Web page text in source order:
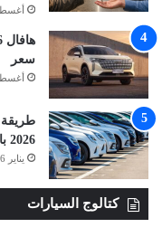
أغسطس
سعر
أغسطس
2026 بالشهر العقاري| مستند رسمي
يناير 26, 2026
كتالوج السيارات